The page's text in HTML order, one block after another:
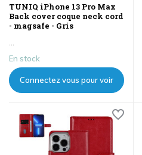
TUNIQ iPhone 13 Pro Max
Back cover coque neck cord
- magsafe - Gris
En stock
Connectez vous pour voir